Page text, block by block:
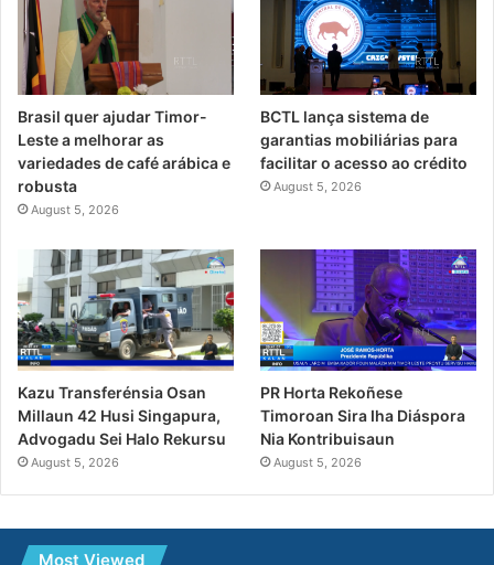
Brasil quer ajudar Timor-
Leste a melhorar as
variedades de café arábica e
robusta
August 5, 2026
BCTL lança sistema de
garantias mobiliárias para
facilitar o acesso ao crédito
August 5, 2026
Kazu Transferénsia Osan
Millaun 42 Husi Singapura,
Advogadu Sei Halo Rekursu
August 5, 2026
PR Horta Rekoñese
Timoroan Sira Iha Diáspora
Nia Kontribuisaun
August 5, 2026
Most Viewed